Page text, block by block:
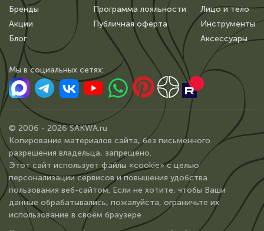
Бренды
Акции
Блог
Программа лояльности
Публичная оферта
Лицо и тело
Инструменты
Аксессуары
Мы в сoциальных сетях:
© 2006 - 2026 SAKWA.ru
Копирование материалов сайта, без письменного
разрешения владельца, запрещено.
Этот сайт использует файлы «cookie» с целью
персонализации сервисов и повышения удобства
пользования веб-сайтом. Если не хотите, чтобы Ваши
данные обрабатывались, пожалуйста, ограничьте их
использование в своём браузере